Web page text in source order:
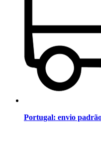
Portugal: envio